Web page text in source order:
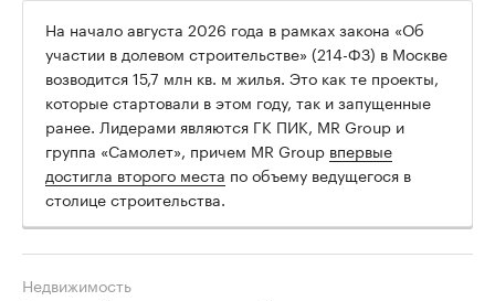
На начало августа 2026 года в рамках закона «Об
участии в долевом строительстве» (214-ФЗ) в Москве
возводится 15,7 млн кв. м жилья. Это как те проекты,
которые стартовали в этом году, так и запущенные
ранее. Лидерами являются ГК ПИК, MR Group и
группа «Самолет», причем MR Group впервые
достигла второго места по объему ведущегося в
столице строительства.
Недвижимость